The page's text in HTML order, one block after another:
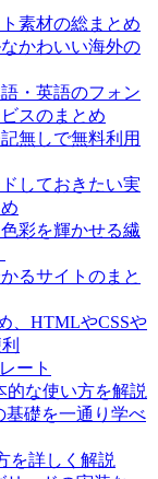
素材の総まとめ
かわいい海外の
・英語のフォン
スのまとめ
無しで無料利用
しておきたい実
彩を輝かせる繊
るサイトのまと
、HTMLやCSSや
ート
的な使い方を解説
基礎を一通り学べ
を詳しく解説